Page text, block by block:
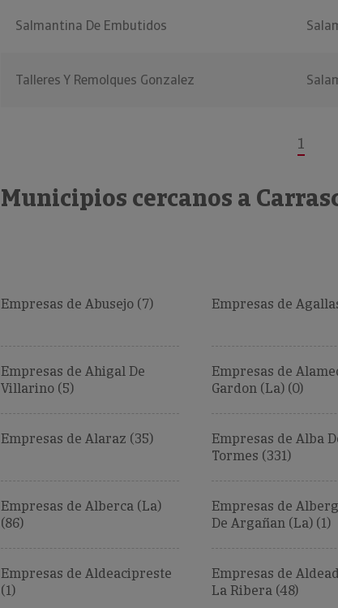
Salmantina De Embutidos
Talleres Y Remolques Gonzalez
1
Municipios cercanos a
Empresas de Abusejo (7) Empresas de
Empresas de Ahigal De
Villarino (5)
Empresas de
Gardon (La) (0)
Empresas de Alaraz (35)
Empresas de Alba
Tormes (331)
Empresas de Alberca (La)
(86)
Empresas de
De Argañan (La) (1)
Empresas de Aldeacipreste
(1)
Empresas de
La Ribera (48)